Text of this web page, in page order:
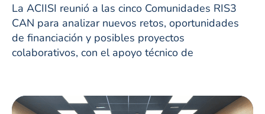
La ACIISI reunió a las cinco Comunidades RIS3
CAN para analizar nuevos retos, oportunidades
de financiación y posibles proyectos
colaborativos, con el apoyo técnico de